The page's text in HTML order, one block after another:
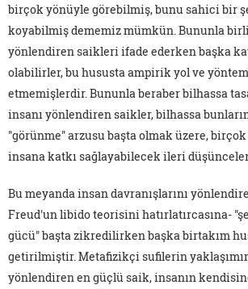
birçok yönüyle görebilmiş, bunu sahici bir
koyabilmiş dememiz mümkün. Bununla
yönlendiren saikleri ifade ederken başka
olabilirler, bu hususta ampirik yol ve
etmemişlerdir. Bununla beraber bilhassa
insanı yönlendiren saikler, bilhassa
"görünme" arzusu başta olmak üzere,
insana katkı sağlayabilecek ileri
Bu meyanda insan davranışlarını
Freud'un libido teorisini hatırlatırcasına-
gücü" başta zikredilirken başka birtakım
getirilmiştir. Metafizikçi sufilerin
yönlendiren en güçlü saik, insanın